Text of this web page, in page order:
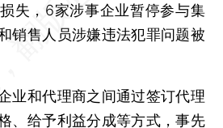
失，6家涉事企业暂停参与集
销售人员涉嫌违法犯罪问题被
和代理商之间通过签订代理
、给予利益分成等方式，事先